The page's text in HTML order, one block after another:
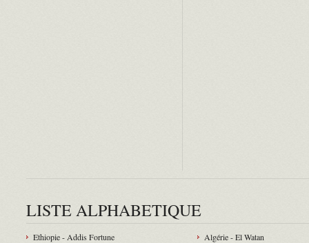
LISTE ALPHABETIQUE
Ethiopie - Addis Fortune
Algérie - El Watan